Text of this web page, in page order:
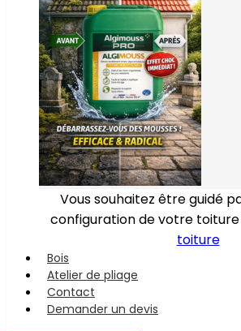
Vous souhaitez être guidé
configuration de votre toiture
toiture
Bois
Atelier de pliage
Contact
Demander un devis